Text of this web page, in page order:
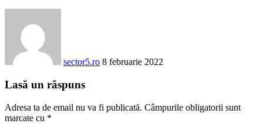
sector5.ro 8 februarie 2022
Lasă un răspuns
Adresa ta de email nu va fi publicată. Câmpurile obligatorii sunt
marcate cu *